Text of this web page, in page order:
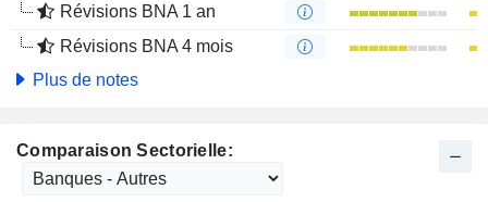
Révisions BNA 1 an
Révisions BNA 4 mois
Plus de notes
Comparaison Sectorielle: